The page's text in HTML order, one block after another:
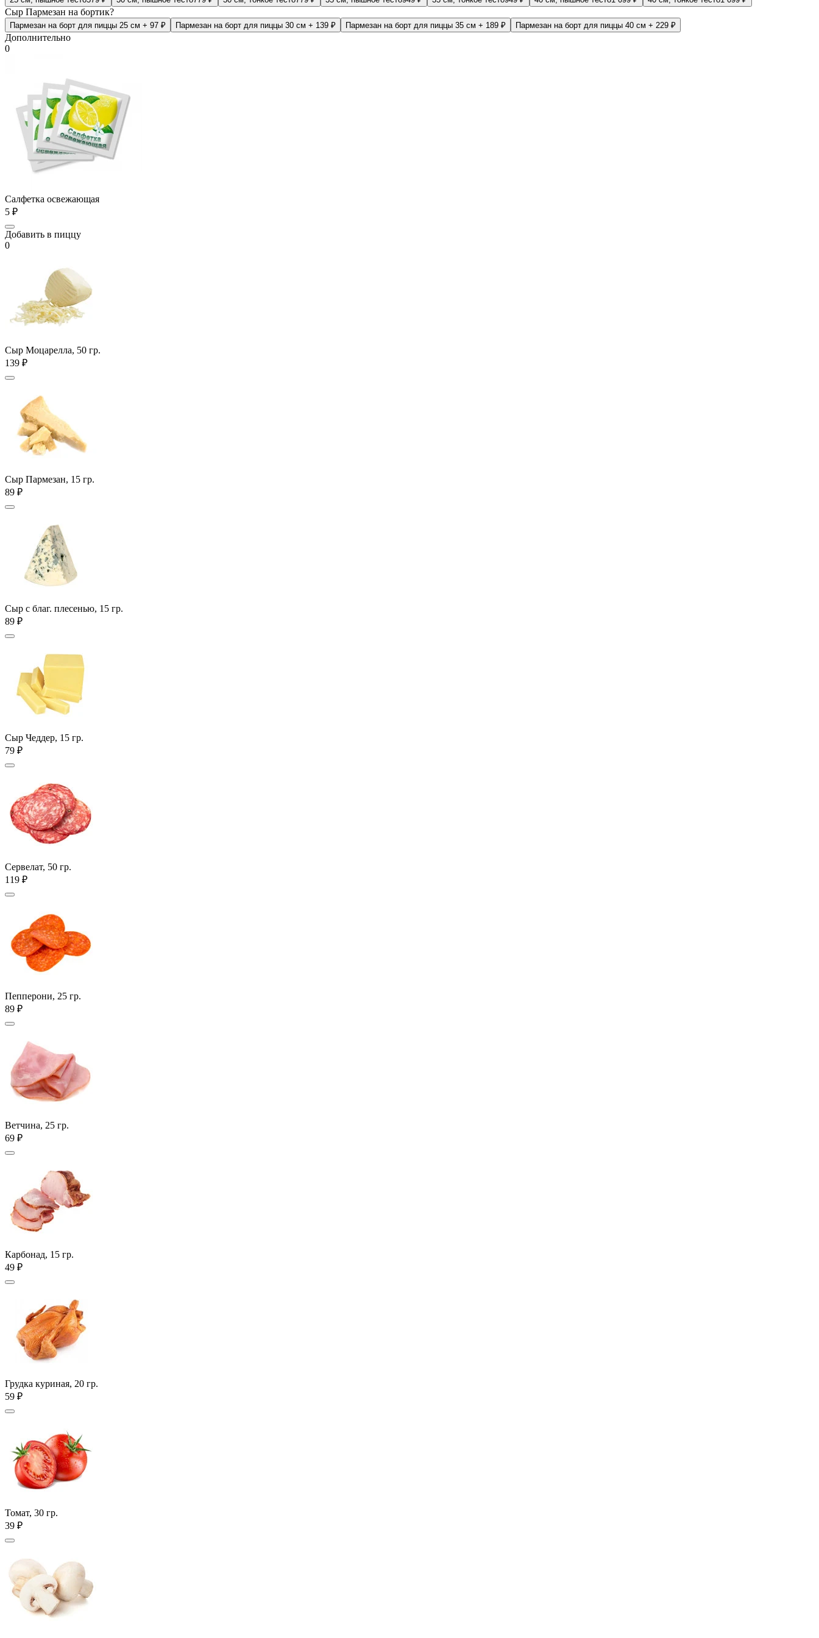
Сыр Пармезан на бортик?
Пармезан на борт для пиццы 25 см + 97 ₽ Пармезан на борт для пиццы 30 см + 139 ₽ Пармезан на борт для пиццы 35 см + 189 ₽ Пармезан на борт для пиццы 40 см + 229 ₽
Дополнительно
0
Салфетка освежающая
5 ₽
Добавить в пиццу
0
Сыр Моцарелла, 50 гр.
139 ₽
Сыр Пармезан, 15 гр.
89 ₽
Сыр с благ. плесенью, 15 гр.
89 ₽
Сыр Чеддер, 15 гр.
79 ₽
Сервелат, 50 гр.
119 ₽
Пепперони, 25 гр.
89 ₽
Ветчина, 25 гр.
69 ₽
Карбонад, 15 гр.
49 ₽
Грудка куриная, 20 гр.
59 ₽
Томат, 30 гр.
39 ₽